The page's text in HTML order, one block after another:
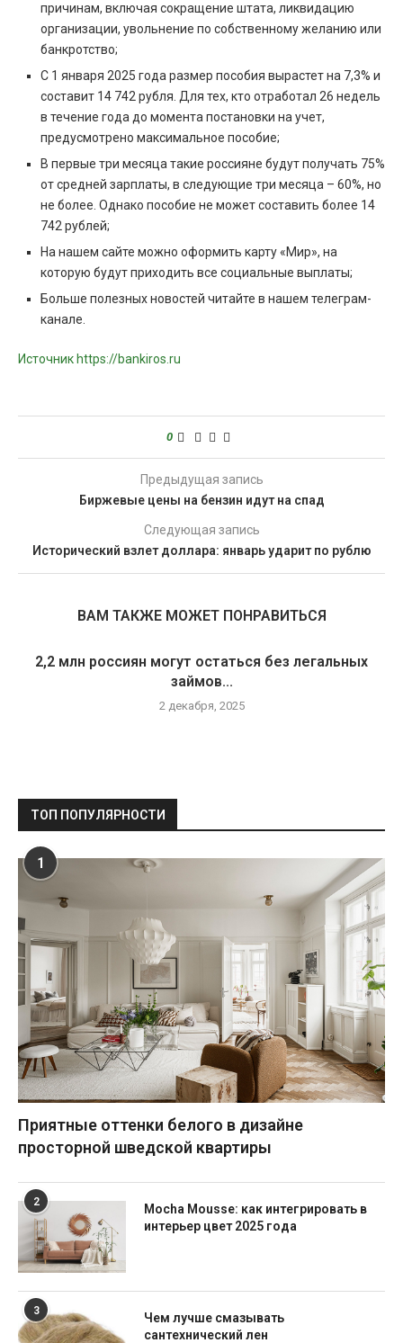
причинам, включая сокращение штата, ликвидацию
организации, увольнение по собственному желанию или
банкротство;
С 1 января 2025 года размер пособия вырастет на 7,3% и
составит 14 742 рубля. Для тех, кто отработал 26 недель
в течение года до момента постановки на учет,
предусмотрено максимальное пособие;
В первые три месяца такие россияне будут получать 75%
от средней зарплаты, в следующие три месяца – 60%, но
не более. Однако пособие не может составить более 14
742 рублей;
На нашем сайте можно оформить карту «Мир», на
которую будут приходить все социальные выплаты;
Больше полезных новостей читайте в нашем телеграм-
канале.
Источник https://bankiros.ru
0
Предыдущая запись
Биржевые цены на бензин идут на спад
Следующая запись
Исторический взлет доллара: январь ударит по рублю
ВАМ ТАКЖЕ МОЖЕТ ПОНРАВИТЬСЯ
2,2 млн россиян могут остаться без легальных
займов...
2 декабря, 2025
ТОП ПОПУЛЯРНОСТИ
1
Приятные оттенки белого в дизайне
просторной шведской квартиры
2
Mocha Mousse: как интегрировать в
интерьер цвет 2025 года
3
Чем лучше смазывать
сантехнический лен